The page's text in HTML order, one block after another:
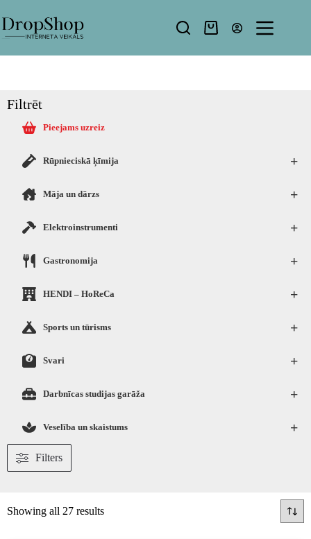
Filtrēt
Pieejams uzreiz
+
Rūpnieciskā ķīmija
+
Māja un dārzs
+
Elektroinstrumenti
+
Gastronomija
+
HENDI – HoReCa
+
Sports un tūrisms
+
Svari
+
Darbnīcas studijas garāža
+
Veselība un skaistums
Filters
Showing all 27 results